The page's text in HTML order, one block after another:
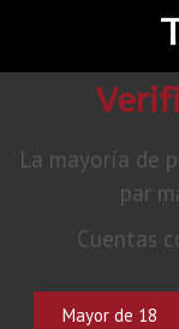
La mayoría de
par
Cuentas
Mayor de 18